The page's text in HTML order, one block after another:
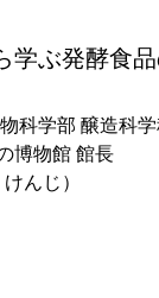
学ぶ発酵食
科学部 醸造科
博物館 館長
んじ）